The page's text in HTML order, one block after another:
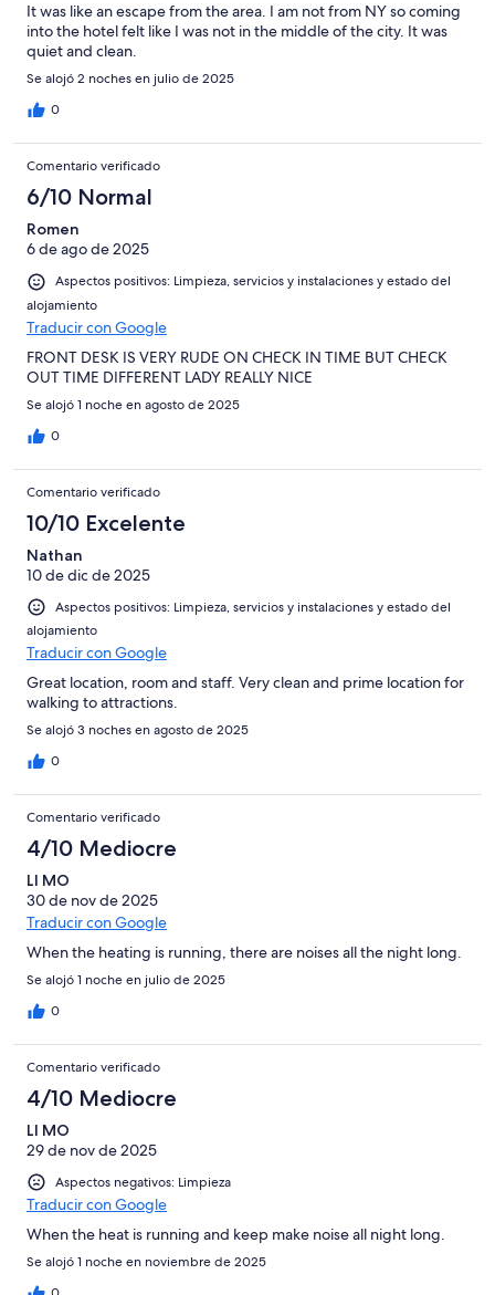
It was like an escape from the area. I am not from NY so coming
into the hotel felt like I was not in the middle of the city. It was
quiet and clean.
Se alojó 2 noches en julio de 2025
0
Comentario verificado
6/10 Normal
Romen
6 de ago de 2025
Aspectos positivos: Limpieza, servicios y instalaciones y estado del
alojamiento
Traducir con Google
FRONT DESK IS VERY RUDE ON CHECK IN TIME BUT CHECK
OUT TIME DIFFERENT LADY REALLY NICE
Se alojó 1 noche en agosto de 2025
0
Comentario verificado
10/10 Excelente
Nathan
10 de dic de 2025
Aspectos positivos: Limpieza, servicios y instalaciones y estado del
alojamiento
Traducir con Google
Great location, room and staff. Very clean and prime location for
walking to attractions.
Se alojó 3 noches en agosto de 2025
0
Comentario verificado
4/10 Mediocre
LI MO
30 de nov de 2025
Traducir con Google
When the heating is running, there are noises all the night long.
Se alojó 1 noche en julio de 2025
0
Comentario verificado
4/10 Mediocre
LI MO
29 de nov de 2025
Aspectos negativos: Limpieza
Traducir con Google
When the heat is running and keep make noise all night long.
Se alojó 1 noche en noviembre de 2025